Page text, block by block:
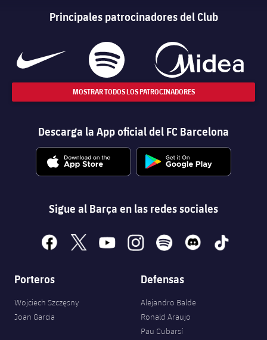
Principales patrocinadores del Club
MOSTRAR TODOS LOS PATROCINADORES
Descarga la App oficial del FC Barcelona
Sigue al Barça en las redes sociales
facebook
x youtubeinstagramspotify discord tiktok
Porteros
Wojciech Szczęsny
Joan Garcia
Defensas
Alejandro Balde
Ronald Araujo
Pau Cubarsí